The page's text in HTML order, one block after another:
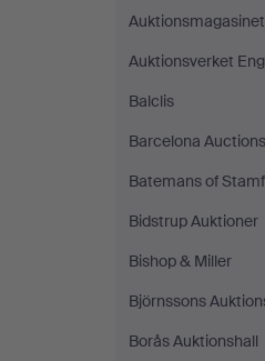
Auktionsverket
Balclis
Barcelona Auctions
Batemans of
Bidstrup Auktioner
Bishop & Miller
Björnssons
Borås Auktionshall